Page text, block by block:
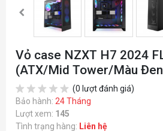
Vỏ case NZXT H7 2024
(ATX/Mid Tower/Màu
(0 lượt đánh giá)
Bảo hành: 24 Tháng
Lượt xem: 145
Tình trạng hàng: Liên hệ